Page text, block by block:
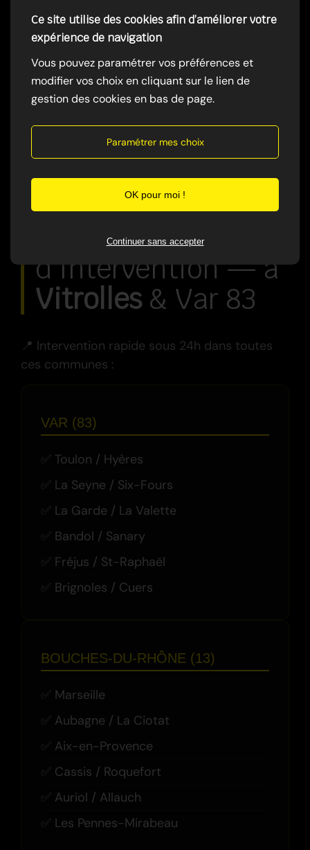
Zones
d'Intervention — à
Vitrolles & Var 83
📍 Intervention rapide sous 24h dans toutes
ces communes :
VAR (83)
Toulon / Hyères
La Seyne / Six-Fours
La Garde / La Valette
Bandol / Sanary
Fréjus / St-Raphaël
Brignoles / Cuers
BOUCHES-DU-RHÔNE (13)
Marseille
Aubagne / La Ciotat
Aix-en-Provence
Cassis / Roquefort
Auriol / Allauch
Les Pennes-Mirabeau
Ce site utilise des cookies afin d’améliorer votre
expérience de navigation
Vous pouvez paramétrer vos préférences et
modifier vos choix en cliquant sur le lien de
gestion des cookies en bas de page.
Paramétrer mes choix
OK pour moi !
Continuer sans accepter